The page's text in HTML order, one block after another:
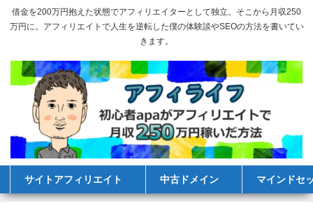
借金を200万円抱えた状態でアフィリエイターとして独立。そこから月収250
万円に。アフィリエイトで人生を逆転した僕の体験談やSEOの方法を書いてい
きます。
サイトアフィリエイト 中古ドメイン マインドセ